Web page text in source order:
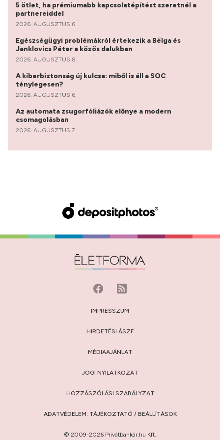
5 ötlet, ha prémiumabb kapcsolatépítést szeretnél a
partnereiddel
2026. AUGUSZTUS 6.
Egészségügyi problémákról értekezik a Bëlga és
Janklovics Péter a közös dalukban
2026. AUGUSZTUS 8.
A kiberbiztonság új kulcsa: miből is áll a SOC
ténylegesen?
2026. AUGUSZTUS 6.
Az automata zsugorfóliázók előnye a modern
csomagolásban
2026. AUGUSZTUS 7.
IMPRESSZUM
HIRDETÉSI ÁSZF
MÉDIAAJÁNLAT
JOGI NYILATKOZAT
HOZZÁSZÓLÁSI SZABÁLYZAT
ADATVÉDELEM: TÁJÉKOZTATÓ / BEÁLLÍTÁSOK
© 2009-2026 Privátbankár.hu Kft.